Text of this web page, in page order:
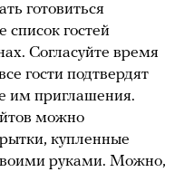
готовиться
список гостей
Согласуйте время
гости подтвердят
им приглашения.
можно
купленные
руками. Можно,